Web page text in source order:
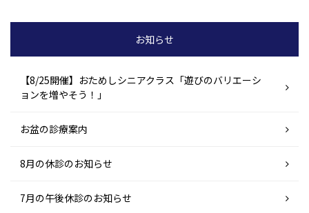
お知らせ
【8/25開催】おためしシニアクラス「遊びのバリエーシ
ョンを増やそう！」
お盆の診療案内
8月の休診のお知らせ
7月の午後休診のお知らせ